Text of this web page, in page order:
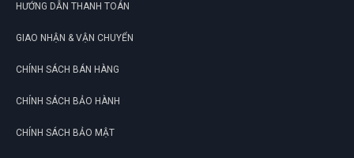
HƯỚNG DẪN THANH TOÁN
GIAO NHẬN & VẬN CHUYỂN
CHÍNH SÁCH BÁN HÀNG
CHÍNH SÁCH BẢO HÀNH
CHÍNH SÁCH BẢO MẬT